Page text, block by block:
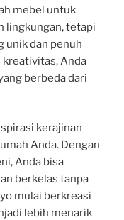
mebel untuk
lingkungan, tetapi
unik dan penuh
kreativitas, Anda
berbeda dari
kerajinan
Anda. Dengan
Anda bisa
berkelas tanpa
mulai berkreasi
lebih menarik